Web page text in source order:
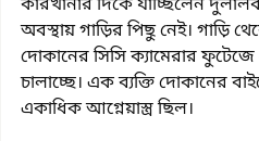
কারখানার দিকে যাচ্ছিলেন
অবস্থায় গাড়ির পিছু নেই। গাড়ি
দোকানের সিসি ক্যামেরার
চালাচ্ছে। এক ব্যক্তি দোকানের
একাধিক আগ্নেয়াস্ত্র ছিল।